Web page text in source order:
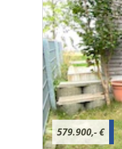
579.900,- €